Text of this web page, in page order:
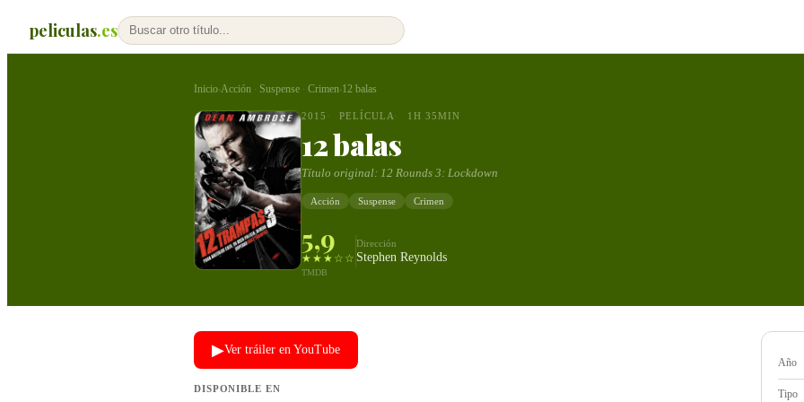
peliculas.es
Inicio›Acción · Suspense · Crimen›12 balas
2015 PELÍCULA 1H 35MIN
12 balas
Título original: 12 Rounds 3: Lockdown
Acción Suspense Crimen
5,9
★★★☆☆
TMDB
Dirección
Stephen Reynolds
▶Ver tráiler en YouTube
DISPONIBLE EN
Año
Tipo